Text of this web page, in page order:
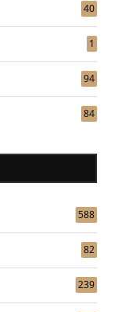
40
1
94
84
588
82
239